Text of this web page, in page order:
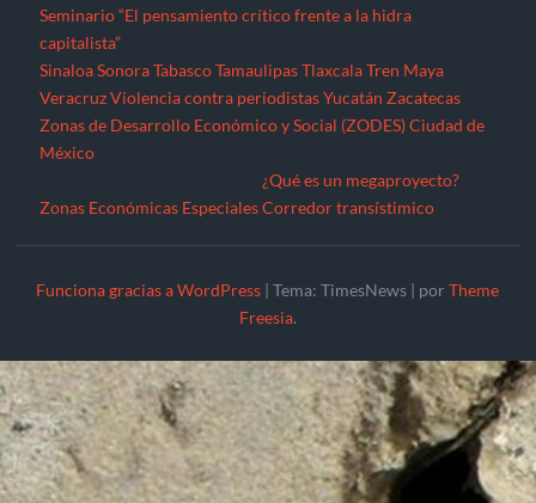
Seminario “El pensamiento crítico frente a la hidra
capitalista”
Sinaloa Sonora Tabasco Tamaulipas Tlaxcala Tren Maya
Veracruz Violencia contra periodistas Yucatán Zacatecas
Zonas de Desarrollo Económico y Social (ZODES) Ciudad de
México
Zonas Económicas Especiales
¿Qué es un megaproyecto?
Corredor transístimico
Funciona gracias a WordPress |Tema: TimesNews | porTheme
Freesia.